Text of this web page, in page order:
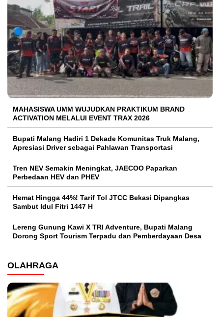
MAHASISWA UMM WUJUDKAN PRAKTIKUM BRAND
ACTIVATION MELALUI EVENT TRAX 2026
Bupati Malang Hadiri 1 Dekade Komunitas Truk Malang,
Apresiasi Driver sebagai Pahlawan Transportasi
Tren NEV Semakin Meningkat, JAECOO Paparkan
Perbedaan HEV dan PHEV
Hemat Hingga 44%! Tarif Tol JTCC Bekasi Dipangkas
Sambut Idul Fitri 1447 H
Lereng Gunung Kawi X TRI Adventure, Bupati Malang
Dorong Sport Tourism Terpadu dan Pemberdayaan Desa
OLAHRAGA